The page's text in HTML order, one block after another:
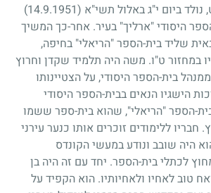
ביום י"ג באלול תשי"א (14.9.1951)
היסודי "ארליך" בעיר. אחר-כך המשיך
שליד בית-הספר "הריאלי" בחיפה,
במחזור ט"ו. משה היה תלמיד שקדן וחרוץ
בית-הספר היסודי, על הצטיינותו
הישגיו הנאים בבית-הספר היסודי
הספר "הריאלי", שהוא בית-ספר ששמו
חבריו ללימודים זוכרים אותו כנער עירני
היה שובב ונודע במעשי הקונדס
לכתלי בית-הספר. יחד עם זה היה בן
טוב לאחיו ולאחיותיו. הוא הקפיד על